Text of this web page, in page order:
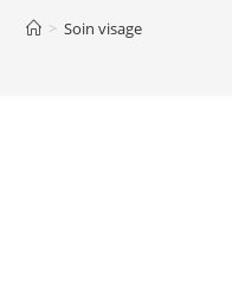
> Soin visage